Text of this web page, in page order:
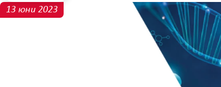
13 юни 2023